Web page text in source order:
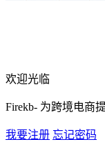
欢迎光临
Firekb- 为跨境电商
我要注册 忘记密码